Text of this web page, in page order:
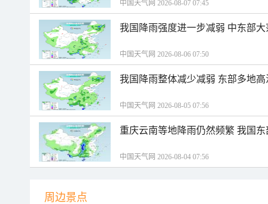
中国天气网 2026-08-07 07:45
我国降雨强度进一步减弱 中东部
中国天气网 2026-08-06 07:50
我国降雨整体减少减弱 东部多地
中国天气网 2026-08-05 07:56
重庆云南等地降雨仍然频繁 我国
中国天气网 2026-08-04 07:56
周边景点